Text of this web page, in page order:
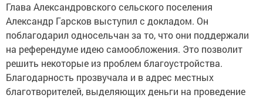
Глава Александровского сельского поселения
Александр Гарсков выступил с докладом. Он
поблагодарил односельчан за то, что они поддержали
на референдуме идею самообложения. Это позволит
решить некоторые из проблем благоустройства.
Благодарность прозвучала и в адрес местных
благотворителей, выделяющих деньги на проведение